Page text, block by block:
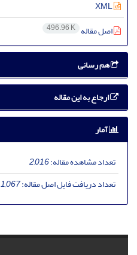
اصل مقاله 496.96 K
هم رسانی
ارجاع به این مقاله
آمار
تعداد مشاهده مقاله:2,016
تعداد دریافت فایل اصل مقاله:1,067